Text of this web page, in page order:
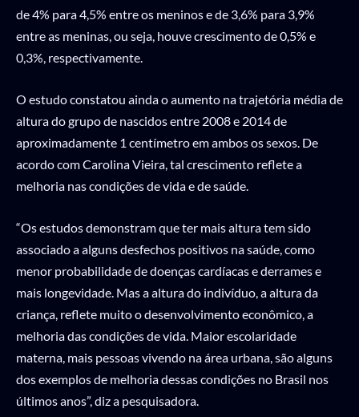
de 4% para 4,5% entre os meninos e de 3,6% para 3,9%
entre as meninas, ou seja, houve crescimento de 0,5% e
0,3%, respectivamente.
O estudo constatou ainda o aumento na trajetória média de
altura do grupo de nascidos entre 2008 e 2014 de
aproximadamente 1 centímetro em ambos os sexos. De
acordo com Carolina Vieira, tal crescimento reflete a
melhoria nas condições de vida e de saúde.
“Os estudos demonstram que ter mais altura tem sido
associado a alguns desfechos positivos na saúde, como
menor probabilidade de doenças cardíacas e derrames e
mais longevidade. Mas a altura do indivíduo, a altura da
criança, reflete muito o desenvolvimento econômico, a
melhoria das condições de vida. Maior escolaridade
materna, mais pessoas vivendo na área urbana, são alguns
dos exemplos de melhoria dessas condições no Brasil nos
últimos anos”, diz a pesquisadora.